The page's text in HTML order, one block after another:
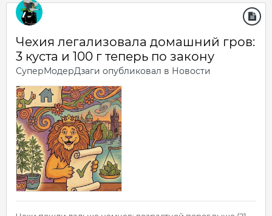
Чехия легализовала домашний гров:
3 куста и 100 г теперь по закону
СуперМодерДзаги опубликовал в Новости